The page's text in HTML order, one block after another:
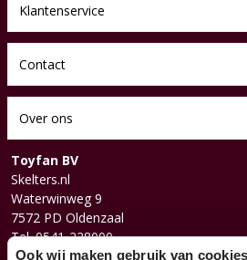
Klantenservice
Contact
Over ons
Toyfan BV
Skelters.nl
Waterwinweg 9
7572 PD Oldenzaal
Tel. 0541-228000
Facebook
Ook wij maken gebruik van cookies